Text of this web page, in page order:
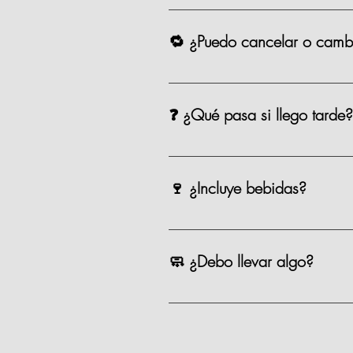
Las clases comienzan
🔁 ¿Puedo cancelar o
Sí, puedes cancelar o reagendar
❓ ¿Qué pasa si llego tarde?
Si llegas después de los
🍷 ¿Incluye bebidas?
Incluye una copa de vino o
🧼 ¿Debo llevar algo?
No, tú solo llegas con ganas de